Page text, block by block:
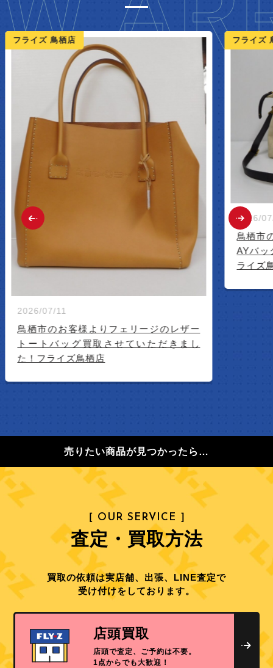
イズ 鳥栖店
07/11
栖市のお客様よりフェリージのレザー
ートバッグ買取させていただきまし
！フライズ鳥栖店
フライズ 鳥栖店
2026/07/09
鳥栖市のお
AYバッグ
ライズ鳥栖店
売りたい商品が見つかったら…
［ OUR SERVICE ］
査定・買取方法
買取の依頼は実店舗、出張、LINE査定で
受け付けをしております。
店頭買取
店頭で査定、ご予約は不要。
1点からでも大歓迎！